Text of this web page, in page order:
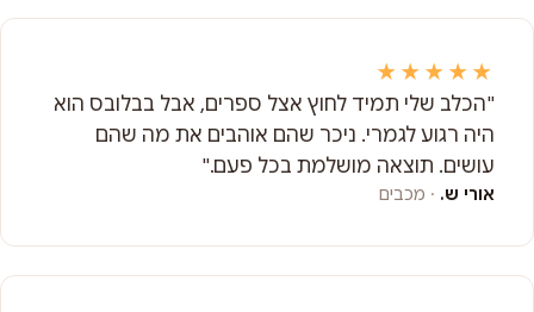
★★★★★
"הכלב שלי תמיד לחוץ אצל ספרים, אבל בבלובס הוא
היה רגוע לגמרי. ניכר שהם אוהבים את מה שהם
עושים. תוצאה מושלמת בכל פעם."
אורי ש. · מכבים